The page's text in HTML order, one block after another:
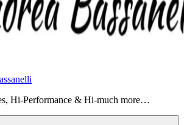
Hi-Performance & Hi-much more…